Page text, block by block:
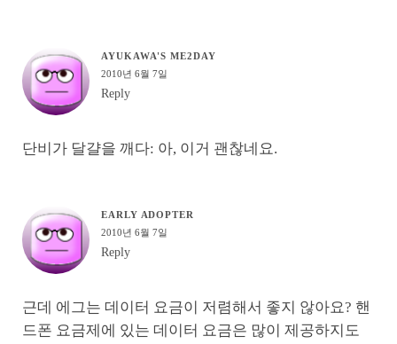
AYUKAWA'S ME2DAY
2010년 6월 7일
Reply
단비가 달걀을 깨다: 아, 이거 괜찮네요.
EARLY ADOPTER
2010년 6월 7일
Reply
근데 에그는 데이터 요금이 저렴해서 좋지 않아요? 핸
드폰 요금제에 있는 데이터 요금은 많이 제공하지도